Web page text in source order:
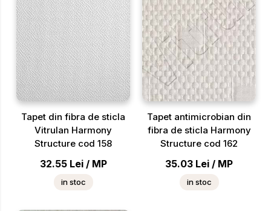
Tapet din fibra de sticla
Vitrulan Harmony
Structure cod 158
32.55 Lei / MP
in stoc
Tapet antimicrobian din
fibra de sticla Harmony
Structure cod 162
35.03 Lei / MP
in stoc